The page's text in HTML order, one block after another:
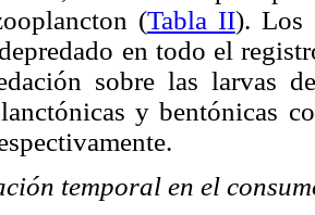
(Tabla II). Los
en todo el
sobre las larvas
y bentónicas
temporal en el